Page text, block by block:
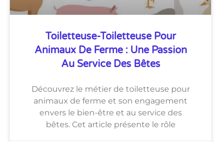
Toiletteuse-Toiletteuse Pour
Animaux De Ferme : Une Passion
Au Service Des Bêtes
Découvrez le métier de toiletteuse pour
animaux de ferme et son engagement
envers le bien-être et au service des
bêtes. Cet article présente le rôle